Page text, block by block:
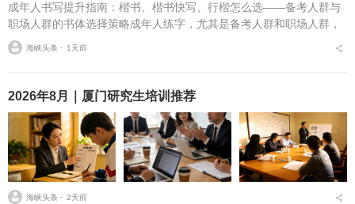
成年人书写提升指南：楷书、楷书快写、行楷怎么选——备考人群与
职场人群的书体选择策略成年人练字，尤其是备考人群和职场人群，
常常面临一个具体问题：字丑想改善，到底该练标准楷书，还是练楷
书快写，或者干脆练行...
海峡头条 ⋅ 1天前
2026年8月｜厦门研究生培训推荐
海峡头条 ⋅ 2天前